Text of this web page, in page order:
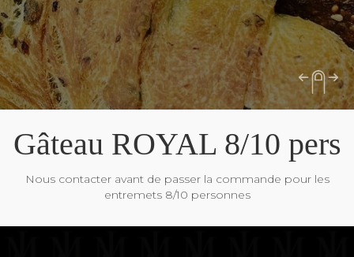
Gâteau ROYAL 8/10 pers
Nous contacter avant de passer la commande pour les
entremets 8/10 personnes